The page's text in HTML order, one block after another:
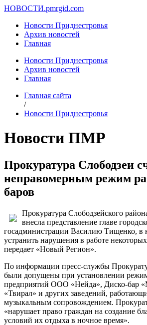
НОВОСТИ.pmrgid.com
Новости Приднестровья
Архив новостей
Главная
Новости Приднестровья
Архив новостей
Главная
Главная сайта
/
Новости Приднестровья
Новости ПМР
Прокуратура Слободзеи
неправомерным режим
баров
Прокуратура Слободзейского
внесла представление главе
госадминистрации Василию Тищенко, в
устранить нарушения в работе
передает «Новый Регион».
По информации пресс-службы
были допущены при установлении
предприятий ООО «Нейда», Диско-бар
«Твирал» и других заведений,
музыкальным сопровождением.
«нарушает право граждан на создание
условий их отдыха в ночное время».